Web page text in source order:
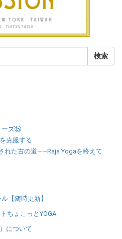
ーズ⑮
克服する
れた古の道――Raja Yogaを終えて
【随時更新】
ちょこっとYOGA
について